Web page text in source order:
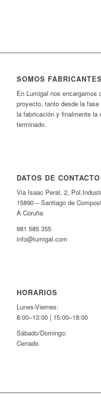
SOMOS FABRICANTES
En Lumigal nos encargamos
proyecto, tanto desde la
la fabricación y finalmente la
terminado.
DATOS DE CONTACTO
Via Isaac Peral, 2,
15890 – Santiago de
A Coruña
981 585 355
info@lumigal.com
HORARIOS
Lunes-Viernes:
8:00–13:00 | 15:00–18:00
Sábado/Domingo:
Cerrado